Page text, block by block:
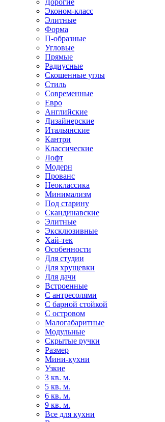
Эконом-класс
Элитные
Форма
П-образные
Угловые
Прямые
Радиусные
Скошенные углы
Стиль
Современные
Евро
Английские
Дизайнерские
Итальянские
Кантри
Классические
Лофт
Модерн
Прованс
Неоклассика
Минимализм
Под старину
Скандинавские
Элитные
Эксклюзивные
Хай-тек
Особенности
Для студии
Для хрущевки
Для дачи
Встроенные
С антресолями
С барной стойкой
С островом
Малогабаритные
Модульные
Скрытые ручки
Размер
Мини-кухни
Узкие
3 кв. м.
5 кв. м.
6 кв. м.
9 кв. м.
Все для кухни